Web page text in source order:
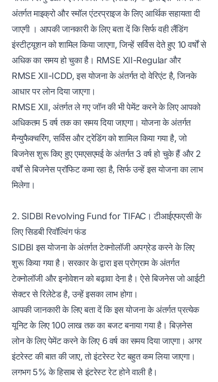
अंतर्गत माइक्रो और स्मॉल एंटरप्राइज के लिए आर्थिक सहायता दी
जाएगी । आपकी जानकारी के लिए बता दें कि सिर्फ वही लैंडिंग
इंस्टीट्यूशन को शामिल किया जाएगा, जिन्हें सर्विस देते हुए 10 वर्षों से
अधिक का समय हो चुका है। RMSE XII-Regular और
RMSE XII-ICDD, इस योजना के अंतर्गत दो वेरिएंट है, जिनके
आधार पर लोन दिया जाएगा।
RMSE XII, अंतर्गत ले गए जॉन की भी पेमेंट करने के लिए आपको
अधिकतम 5 वर्ष तक का समय दिया जाएगा। योजना के अंतर्गत
मैन्युफैक्चरिंग, सर्विस और ट्रेडिंग को शामिल किया गया है, जो
बिजनेस शुरू किए हुए एमएसएमई के अंतर्गत 3 वर्ष हो चुके हैं और 2
वर्षों से बिजनेस प्रॉफिट कमा रहा है, सिर्फ उन्हें इस योजना का लाभ
मिलेगा।
2. SIDBI Revolving Fund for TIFAC। टीआईएफएसी के
लिए सिडबी रिवॉल्विंग फंड
SIDBI इस योजना के अंतर्गत टेक्नोलॉजी अपग्रेड करने के लिए
शुरू किया गया है। सरकार के द्वारा इस प्रोग्राम के अंतर्गत
टेक्नोलॉजी और इनोवेशन को बढ़ावा देना है। ऐसे बिजनेस जो आईटी
सेक्टर से रिलेटेड है, उन्हें इसका लाभ होगा।
आपकी जानकारी के लिए बता दें कि इस योजना के अंतर्गत प्रत्येक
यूनिट के लिए 100 लाख तक का बजट बनाया गया है। बिज़नेस
लोन के लिए पेमेंट करने के लिए 6 वर्ष का समय दिया जाएगा। अगर
इंटरेस्ट की बात की जाए, तो इंटरेस्ट रेट बहुत कम लिया जाएगा।
लगभग 5% के हिसाब से इंटरेस्ट रेट होने वाली है।